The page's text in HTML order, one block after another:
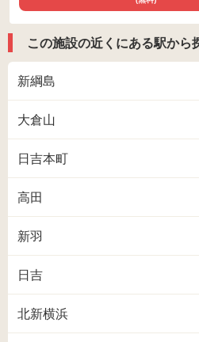
この施設の近くにある駅から
新綱島
大倉山
日吉本町
高田
新羽
日吉
北新横浜